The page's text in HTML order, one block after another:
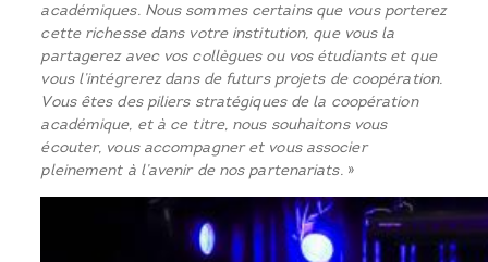
académiques. Nous sommes certains que vous porterez
cette richesse dans votre institution, que vous la
partagerez avec vos collègues ou vos étudiants et que
vous l’intégrerez dans de futurs projets de coopération.
Vous êtes des piliers stratégiques de la coopération
académique, et à ce titre, nous souhaitons vous
écouter, vous accompagner et vous associer
pleinement à l’avenir de nos partenariats.»